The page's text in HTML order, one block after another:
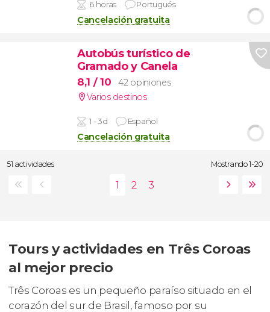
6 horas Portugués
Cancelación gratuita
Autobús turístico de
Gramado y Canela
8,1 / 10
42 opiniones
Varios destinos
1 - 3d Español
Cancelación gratuita
51 actividades Mostrando 1-20
Tours y actividades en Três Coroas
al mejor precio
Três Coroas es un pequeño paraíso situado en el
corazón del sur de Brasil, famoso por su